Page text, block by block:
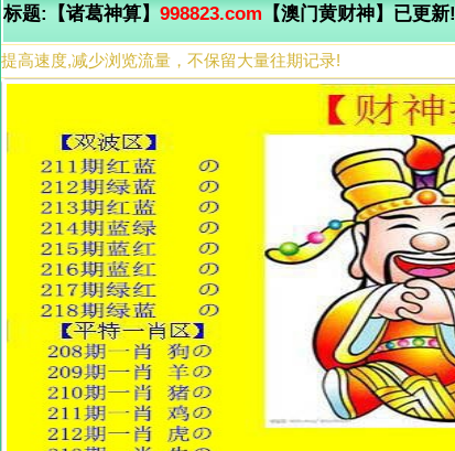
标题:【诸葛神算】 998823.com 【澳门黄财神】已更新!
提高速度,减少浏览流量，不保留大量往期记录!